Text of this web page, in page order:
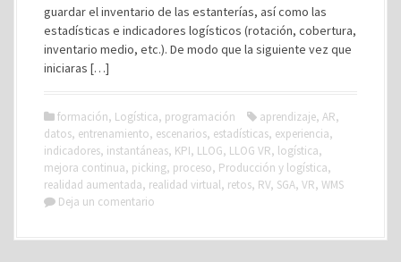
guardar el inventario de las estanterías, así como las
estadísticas e indicadores logísticos (rotación, cobertura,
inventario medio, etc.). De modo que la siguiente vez que
iniciaras […]
formación, Logística, programación aprendizaje, AR,
datos, entrenamiento, escenarios, estadísticas, experiencia,
indicadores, instantáneas, KPI, LLOG, LLOG VR, logística,
mejora continua, picking, proceso, Producción y logística,
realidad aumentada, realidad virtual, retos, RV, SGA, VR, WMS
Deja un comentario